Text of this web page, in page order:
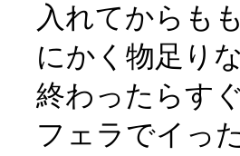
入れてからも
にかく物足り
終わったらす
フェラでイっ